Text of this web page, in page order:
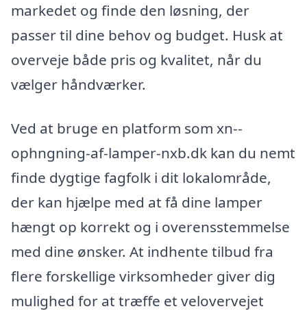
markedet og finde den løsning, der
passer til dine behov og budget. Husk at
overveje både pris og kvalitet, når du
vælger håndværker.
Ved at bruge en platform som xn--
ophngning-af-lamper-nxb.dk kan du nemt
finde dygtige fagfolk i dit lokalområde,
der kan hjælpe med at få dine lamper
hængt op korrekt og i overensstemmelse
med dine ønsker. At indhente tilbud fra
flere forskellige virksomheder giver dig
mulighed for at træffe et velovervejet